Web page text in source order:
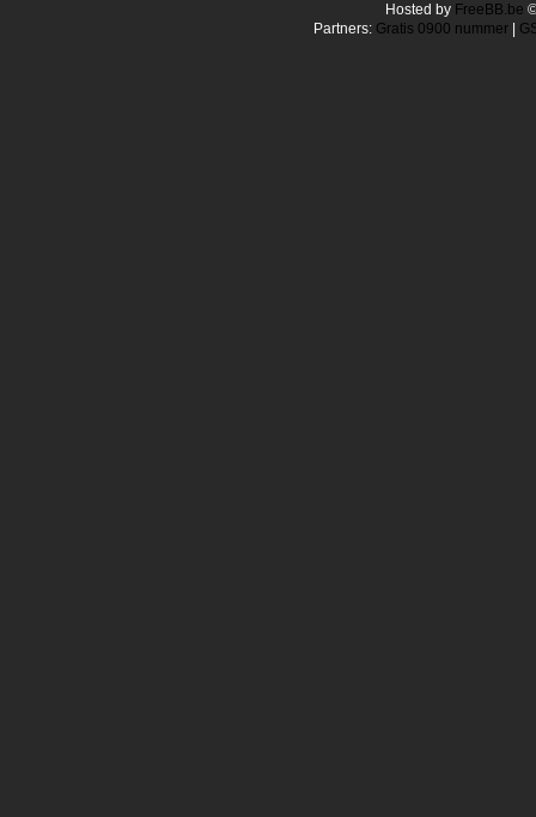
Hosted by FreeBB.be
Partners: Gratis 0900 nummer|